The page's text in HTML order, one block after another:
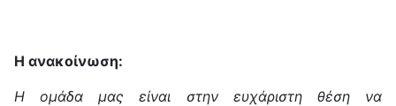
Η ανακοίνωση:
Η ομάδα μας είναι στην ευχάριστη θέση να